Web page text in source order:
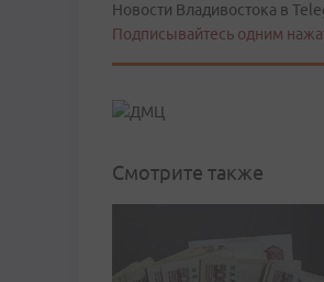
Новости Владивостока в
Подписывайтесь одним
Смотрите также